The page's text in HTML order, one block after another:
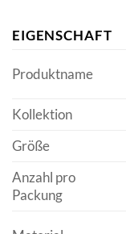
EIGENSCHAFT
Produktname
Kollektion
Größe
Anzahl pro
Packung